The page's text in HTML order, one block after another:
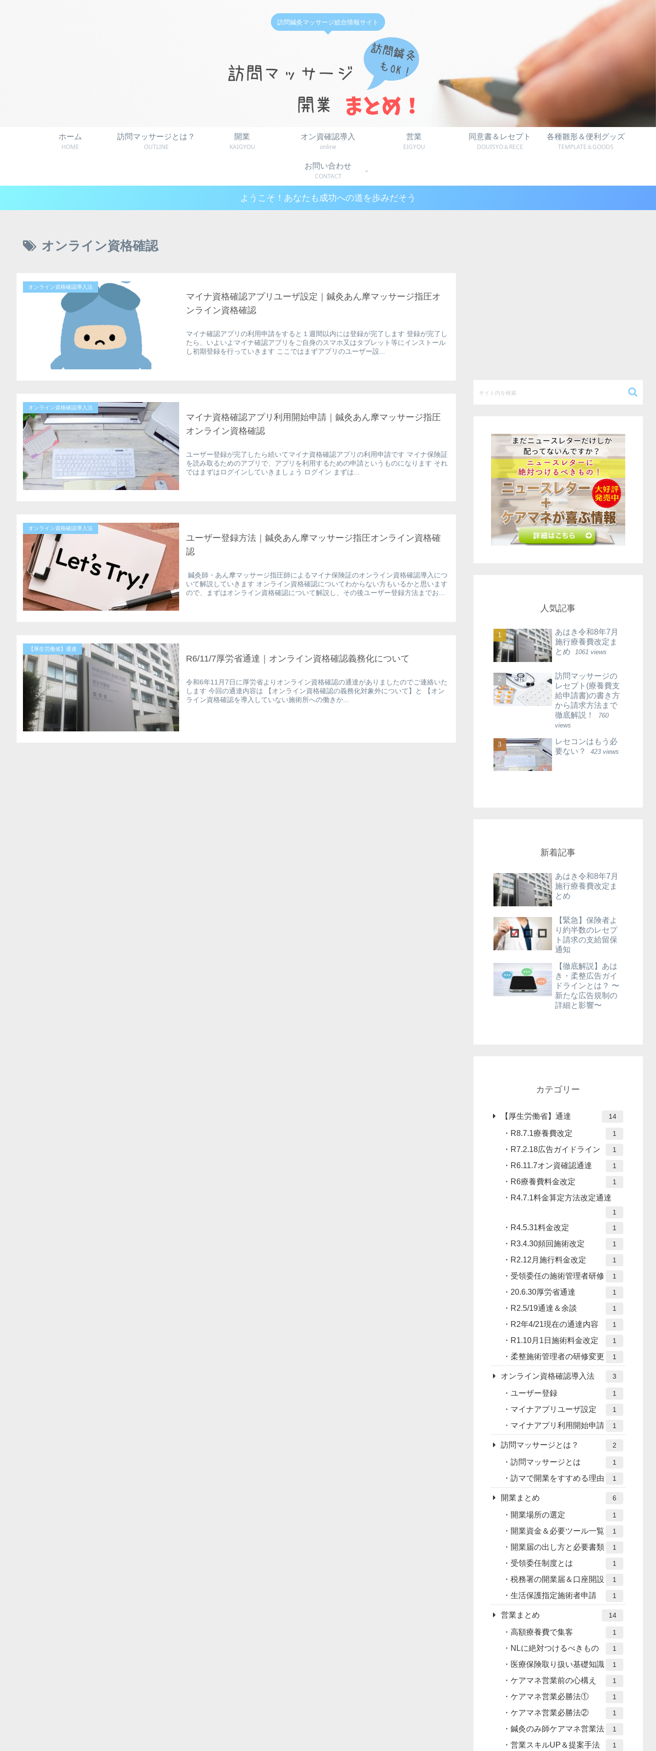
訪問鍼灸マッサージ総合情報サイト
ホーム
HOME
訪問マッサージとは？
OUTLINE
開業
KAIGYOU
オン資確認導入
online
営業
EIGYOU
同意書＆レセプト
DOUISYO＆RECE
各種雛形＆便利グッズ
TEMPLATE＆GOODS
お問い合わせ
CONTACT
ようこそ！あなたも成功への道を歩みだそう
オンライン資格確認
オンライン資格確認導入法
マイナ資格確認アプリユーザ設定｜鍼灸あん摩マッサージ指圧オ
ンライン資格確認
マイナ確認アプリの利用申請をすると１週間以内には登録が完了します 登録が完了し
たら、いよいよマイナ確認アプリをご自身のスマホ又はタブレット等にインストール
し初期登録を行っていきます ここではまずアプリのユーザー設...
オンライン資格確認導入法
マイナ資格確認アプリ利用開始申請｜鍼灸あん摩マッサージ指圧
オンライン資格確認
ユーザー登録が完了したら続いてマイナ資格確認アプリの利用申請です マイナ保険証
を読み取るためのアプリで、アプリを利用するための申請というものになります それ
ではまずはログインしていきましょう ログイン まずは...
オンライン資格確認導入法
ユーザー登録方法｜鍼灸あん摩マッサージ指圧オンライン資格確
認
鍼灸師・あん摩マッサージ指圧師によるマイナ保険証のオンライン資格確認導入につ
いて解説していきます オンライン資格確認についてわからない方もいるかと思います
ので、まずはオンライン資格確認について解説し、その後ユーザー登録方法までお...
【厚生労働省】通達
R6/11/7厚労省通達｜オンライン資格確認義務化について
令和6年11月7日に厚労省よりオンライン資格確認の通達がありましたのでご連絡いた
します 今回の通達内容は 【オンライン資格確認の義務化対象外について】と 【オン
ライン資格確認を導入していない施術所への働きか...
人気記事
あはき令和8年7月
施行療養費改定ま
とめ
1061 views
訪問マッサージの
レセプト(療養費支
給申請書)の書き方
から請求方法まで
徹底解説！
760
views
レセコンはもう必
要ない？
423 views
新着記事
あはき令和8年7月
施行療養費改定ま
とめ
【緊急】保険者よ
り約半数のレセプ
ト請求の支給留保
通知
【徹底解説】あは
き・柔整広告ガイ
ドラインとは？ 〜
新たな広告規制の
詳細と影響〜
カテゴリー
【厚生労働省】通達 14
R8.7.1療養費改定 1
R7.2.18広告ガイドライン 1
R6.11.7オン資確認通達 1
R6療養費料金改定 1
R4.7.1料金算定方法改定通達
1
R4.5.31料金改定 1
R3.4.30頻回施術改定 1
R2.12月施行料金改定 1
受領委任の施術管理者研修 1
20.6.30厚労省通達 1
R2.5/19通達＆余談 1
R2年4/21現在の通達内容 1
R1.10月1日施術料金改定 1
柔整施術管理者の研修変更 1
オンライン資格確認導入法 3
ユーザー登録 1
マイナアプリユーザ設定 1
マイナアプリ利用開始申請 1
訪問マッサージとは？ 2
訪問マッサージとは 1
訪マで開業をすすめる理由 1
開業まとめ 6
開業場所の選定 1
開業資金＆必要ツール一覧 1
開業届の出し方と必要書類 1
受領委任制度とは 1
税務署の開業届＆口座開設 1
生活保護指定施術者申請 1
営業まとめ 14
高額療養費で集客 1
NLに絶対つけるべきもの 1
医療保険取り扱い基礎知識 1
ケアマネ営業前の心構え 1
ケアマネ営業必勝法① 1
ケアマネ営業必勝法② 1
鍼灸のみ師ケアマネ営業法 1
営業スキルUP＆提案手法 1